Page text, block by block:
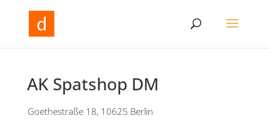
AK Spatshop DM
Goethestraße 18, 10625 Berlin